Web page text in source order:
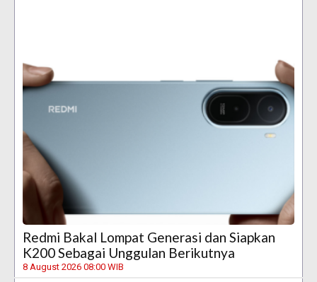
Redmi Bakal Lompat Generasi dan Siapkan
K200 Sebagai Unggulan Berikutnya
8 August 2026 08:00 WIB